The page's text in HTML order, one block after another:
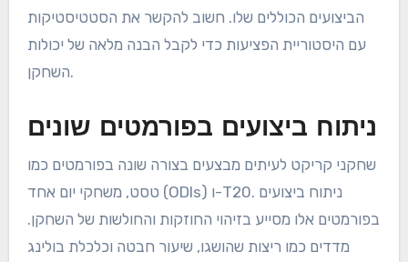
הביצועים הכוללים שלו. חשוב להקשר את הסטטיסטיקות
עם היסטוריית הפציעות כדי לקבל הבנה מלאה של יכולות
השחקן.
ניתוח ביצועים בפורמטים שונים
שחקני קריקט לעיתים מבצעים בצורה שונה בפורמטים כמו
טסט, משחקי יום אחד (ODIs) ו-T20. ניתוח ביצועים
בפורמטים אלו מסייע בזיהוי החוזקות והחולשות של השחקן.
מדדים כמו ריצות שהושגו, שיעור חבטה וכלכלת בולינג